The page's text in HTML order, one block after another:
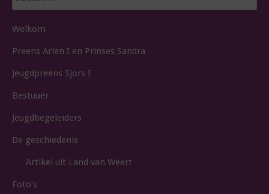
Welkom
Preens Arien I en Prinses Sandra
Jeugdpreens Sjors I
Bestuuër
Jeugdbegeleiders
De geschiedenis
Artikel uit Land van Weert
Foto’s